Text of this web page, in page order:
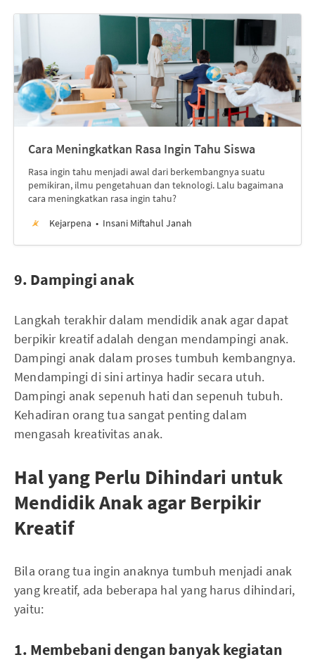
Cara Meningkatkan Rasa Ingin Tahu Siswa
Rasa ingin tahu menjadi awal dari berkembangnya suatu
pemikiran, ilmu pengetahuan dan teknologi. Lalu bagaimana
cara meningkatkan rasa ingin tahu?
Kejarpena
Insani Miftahul Janah
9. Dampingi anak
Langkah terakhir dalam mendidik anak agar dapat
berpikir kreatif adalah dengan mendampingi anak.
Dampingi anak dalam proses tumbuh kembangnya.
Mendampingi di sini artinya hadir secara utuh.
Dampingi anak sepenuh hati dan sepenuh tubuh.
Kehadiran orang tua sangat penting dalam
mengasah kreativitas anak.
Hal yang Perlu Dihindari untuk
Mendidik Anak agar Berpikir
Kreatif
Bila orang tua ingin anaknya tumbuh menjadi anak
yang kreatif, ada beberapa hal yang harus dihindari,
yaitu:
1. Membebani dengan banyak kegiatan